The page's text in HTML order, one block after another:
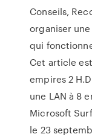
Conseils,
organiser
qui
Cet article
empires 2
une LAN à 8
Microsoft
le 23